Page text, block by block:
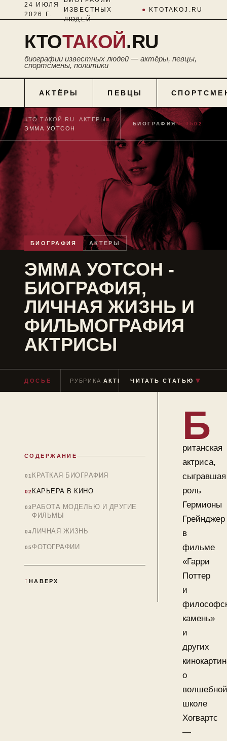
24 ИЮЛЯ
2026 Г.
ИЗВЕСТНЫХ
ЛЮДЕЙ
● KTOTAKOJ.RU
КТОТАКОЙ.RU
биографии известных людей — актёры, певцы,
спортсмены, политики
АКТЁРЫ ПЕВЦЫ
КТО ТАКОЙ.RU ■АКТЕРЫ■
ЭММА УОТСОН
БИОГРАФИЯ№ 0502
БИОГРАФИЯ АКТЕРЫ
ЭММА УОТСОН -
БИОГРАФИЯ,
ЛИЧНАЯ ЖИЗНЬ И
ФИЛЬМОГРАФИЯ
АКТРИСЫ
ДОСЬЕ РУБРИКААКТЕРЫ ЧТЕНИЕ ≈ 13 МИН
ЧИТАТЬ СТАТЬЮ ▼
СОДЕРЖАНИЕ
КРАТКАЯ БИОГРАФИЯ
КАРЬЕРА В КИНО
РАБОТА МОДЕЛЬЮ И ДРУГИЕ
ФИЛЬМЫ
ЛИЧНАЯ ЖИЗНЬ
ФОТОГРАФИИ
НАВЕРХ
Б
ританская
актриса,
сыгравшая
роль
Гермионы
Грейнджер
в
фильме
«Гарри
Поттер
и
камень»
и
других
о
волшебной
школе
Хогвартс
—